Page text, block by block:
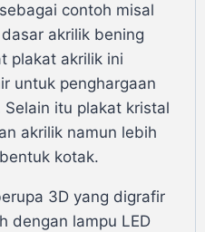
contoh misal
akrilik bening
plakat akrilik ini
untuk penghargaan
itu plakat kristal
akrilik namun lebih
kotak.
3D yang digrafir
dengan lampu LED